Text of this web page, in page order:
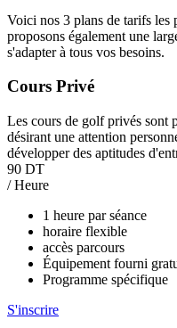
Voici nos 3 plans de tarifs les
proposons également une
s'adapter à tous vos besoins.
Cours Privé
Les cours de golf privés sont
désirant une attention
développer des aptitudes
90 DT
/ Heure
1 heure par séance
horaire flexible
accès parcours
Équipement fourni
Programme spécifique
S'inscrire